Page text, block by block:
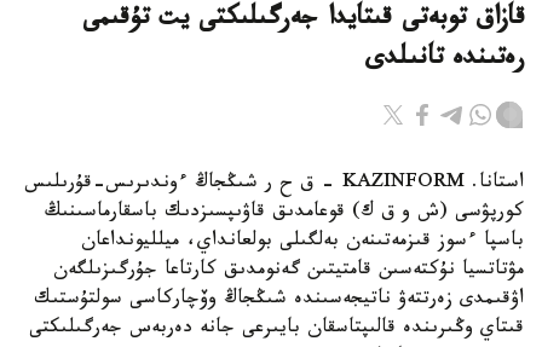
قازاق توبەتى قىتايدا جەرگىلىكتى يت تۇقىمى
رەتىندە تانىلدى
استانا. KAZINFORM – ق ح ر شىڭجاڭ ءوندىرىس-قۇرىلىس
كورپۋسى (ش و ق ك) قوعامدىق قاۋىپسىزدىك باسقارماسىنىڭ
باسپا ءسوز قىزمەتىنەن بەلگىلى بولعانداي، ميلليونداعان
مۋتاتسيا نۇكتەسىن قامتيتىن گەنومدىق كارتاعا جۇرگىزىلگەن
اۋقىمدى زەرتتەۋ ناتيجەسىندە شىڭجاڭ وۆچاركاسى سولتۇستىك
قىتاي وڭىرىندە قالىپتاسقان بايىرعى جانە دەربەس جەرگىلىكتى